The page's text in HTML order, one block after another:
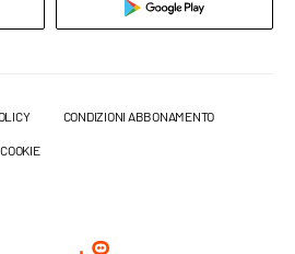
CONDIZIONI ABBONAMENTO